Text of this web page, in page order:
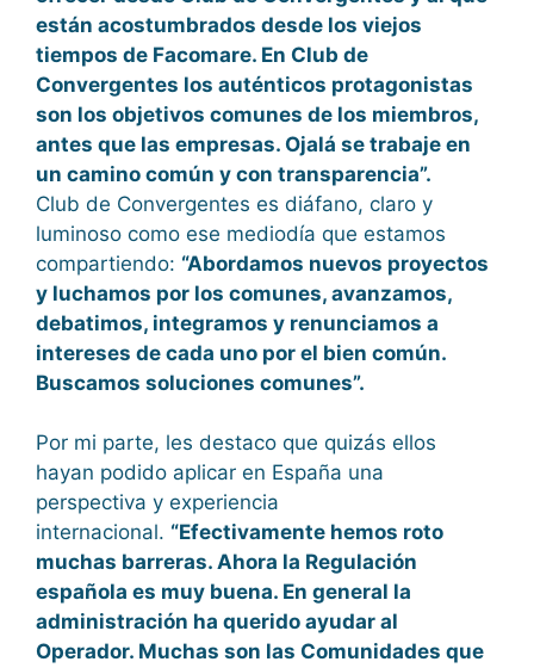
están acostumbrados desde los viejos
tiempos de Facomare. En Club de
Convergentes los auténticos protagonistas
son los objetivos comunes de los miembros,
antes que las empresas. Ojalá se trabaje en
un camino común y con transparencia”.
Club de Convergentes es diáfano, claro y
luminoso como ese mediodía que estamos
compartiendo: “Abordamos nuevos proyectos
y luchamos por los comunes, avanzamos,
debatimos, integramos y renunciamos a
intereses de cada uno por el bien común.
Buscamos soluciones comunes”.
Por mi parte, les destaco que quizás ellos
hayan podido aplicar en España una
perspectiva y experiencia
internacional. “Efectivamente hemos roto
muchas barreras. Ahora la Regulación
española es muy buena. En general la
administración ha querido ayudar al
Operador. Muchas son las Comunidades que